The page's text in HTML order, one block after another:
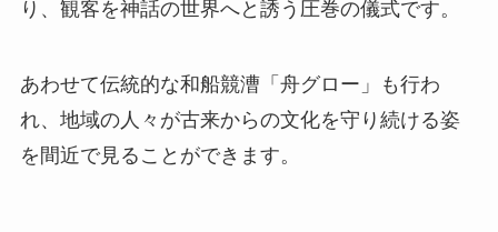
り、観客を神話の世界へと誘う圧巻の儀式です。
あわせて伝統的な和船競漕「舟グロー」も行わ
れ、地域の人々が古来からの文化を守り続ける姿
を間近で見ることができます。